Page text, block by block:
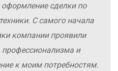
сделки по
С самого начала
компании проявили
и
к моим потребностям.